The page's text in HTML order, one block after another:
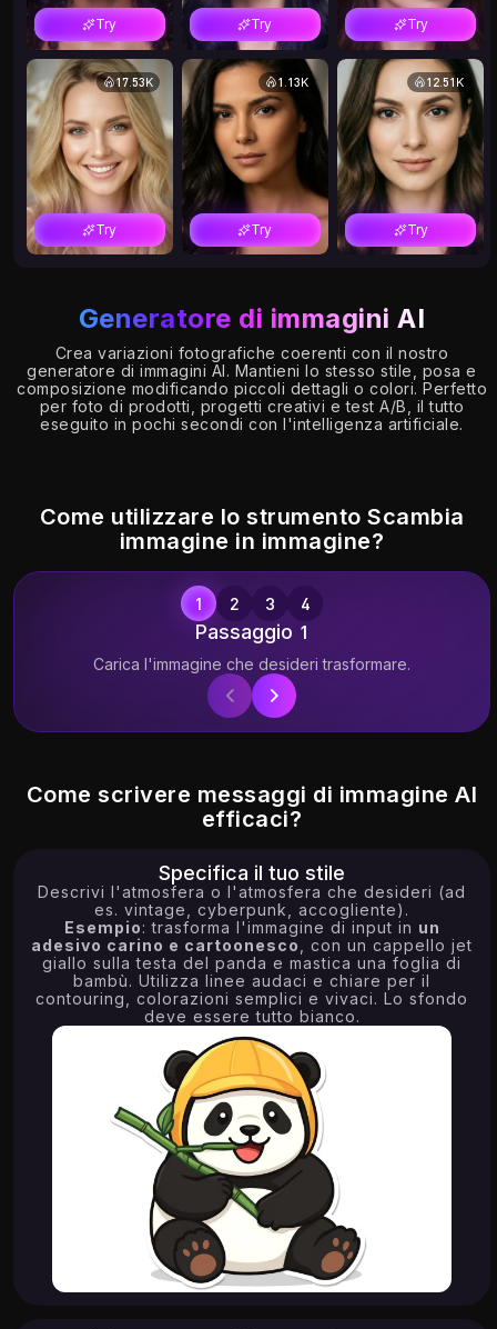
Try Try Try
Try
17.53K
Try
1.13K
Try
12.51K
Try Try Try
Try
5.16K
19.30K
Try
11.72K 4.13K
10.11K
Generatore di immagini AI
Crea variazioni fotografiche coerenti con il nostro
generatore di immagini AI. Mantieni lo stesso stile, posa e
composizione modificando piccoli dettagli o colori. Perfetto
per foto di prodotti, progetti creativi e test A/B, il tutto
eseguito in pochi secondi con l'intelligenza artificiale.
Come utilizzare lo strumento Scambia
immagine in immagine?
Passaggio 1
Carica l'immagine che desideri trasformare.
Come scrivere messaggi di immagine AI
efficaci?
Specifica il tuo stile
Descrivi l'atmosfera o l'atmosfera che desideri (ad
es. vintage, cyberpunk, accogliente).
Esempio: trasforma l'immagine di input in un
adesivo carino e cartoonesco
, con un cappello jet
giallo sulla testa del panda e mastica una foglia di
bambù. Utilizza linee audaci e chiare per il
contouring, colorazioni semplici e vivaci. Lo sfondo
deve essere tutto bianco.